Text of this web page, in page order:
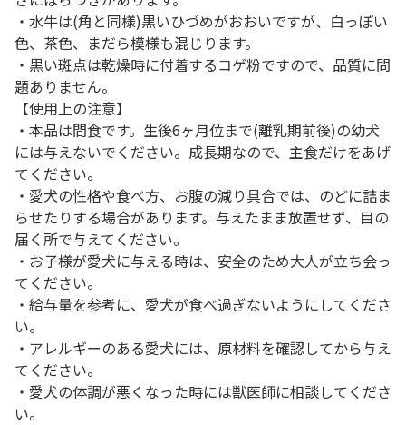
・水牛は(角と同様)黒いひづめがおおいですが、白っぽい
色、茶色、まだら模様も混じります。
・黒い斑点は乾燥時に付着するコゲ粉ですので、品質に問
題ありません。
【使用上の注意】
・本品は間食です。生後6ヶ月位まで(離乳期前後)の幼犬
には与えないでください。成長期なので、主食だけをあげ
てください。
・愛犬の性格や食べ方、お腹の減り具合では、のどに詰ま
らせたりする場合があります。与えたまま放置せず、目の
届く所で与えてください。
・お子様が愛犬に与える時は、安全のため大人が立ち会っ
てください。
・給与量を参考に、愛犬が食べ過ぎないようにしてくださ
い。
・アレルギーのある愛犬には、原材料を確認してから与え
てください。
・愛犬の体調が悪くなった時には獣医師に相談してくださ
い。